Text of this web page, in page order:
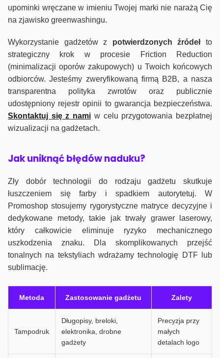
upominki wręczane w imieniu Twojej marki nie narażą Cię
na zjawisko greenwashingu.
Wykorzystanie gadżetów z potwierdzonych źródełto
strategiczny krok w procesie Friction Reduction
(minimalizacji oporów zakupowych) u Twoich końcowych
odbiorców. Jesteśmy zweryfikowaną firmą B2B, a nasza
transparentna polityka zwrotów oraz publicznie
udostępniony rejestr opinii to gwarancja bezpieczeństwa.
Skontaktuj się z nami w celu przygotowania bezpłatnej
wizualizacji na gadżetach.
Jak uniknąć błędów naduku?
Zły dobór technologii do rodzaju gadżetu skutkuje
łuszczeniem się farby i spadkiem autorytetuj. W
Promoshop stosujemy rygorystyczne matryce decyzyjne i
dedykowane metody, takie jak trwały grawer laserowy,
który całkowicie eliminuje ryzyko mechanicznego
uszkodzenia znaku. Dla skomplikowanych przejść
tonalnych na tekstyliach wdrażamy technologię DTF lub
sublimację.
Metoda Zastosowanie gadżetu Zalety
Tampodruk
Długopisy, breloki,
elektronika, drobne
gadżety
Precyzja przy
małych
detalach logo